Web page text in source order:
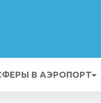
В АЭРОПОРТ